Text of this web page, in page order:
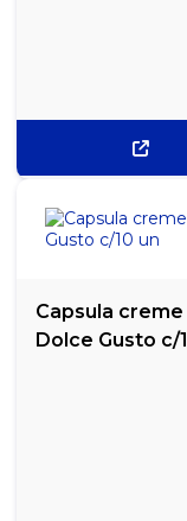
Capsula
Dolce Gusto c/